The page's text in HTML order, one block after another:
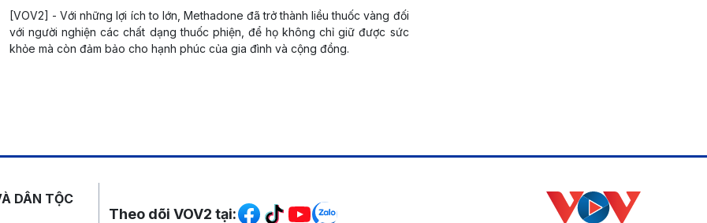
[VOV2] - Với những lợi ích to lớn, Methadone đã trở thành liều thuốc vàng đối
với người nghiện các chất dạng thuốc phiện, để họ không chỉ giữ được sức
khỏe mà còn đảm bảo cho hạnh phúc của gia đình và cộng đồng.
DÂN TỘC
Mạng xã hội
Theo dõi VOV2 tại: